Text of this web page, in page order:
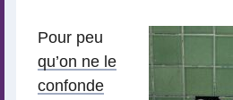
Pour peu
qu’on ne le
confonde